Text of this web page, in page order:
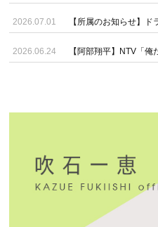
2026.07.01 【所属のお知らせ】ド
2026.06.24 【阿部翔平】NTV「